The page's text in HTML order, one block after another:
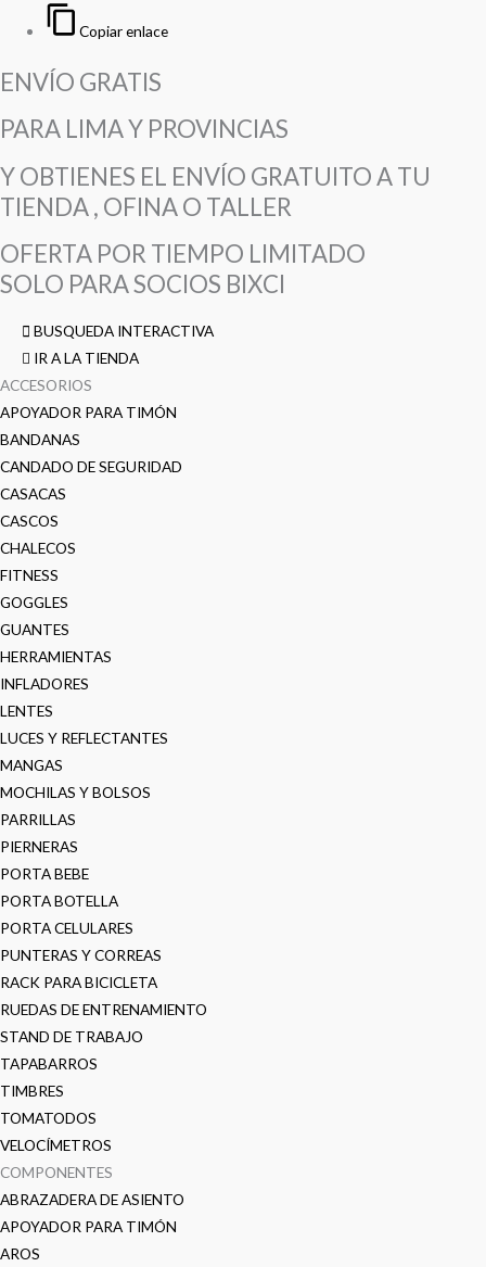
Copiar enlace
ENVÍO GRATIS
PARA LIMA Y PROVINCIAS
Y OBTIENES EL ENVÍO GRATUITO A TU
TIENDA , OFINA O TALLER
OFERTA POR TIEMPO LIMITADO
SOLO PARA SOCIOS BIXCI
BUSQUEDA INTERACTIVA
IR A LA TIENDA
ACCESORIOS
APOYADOR PARA TIMÓN
BANDANAS
CANDADO DE SEGURIDAD
CASACAS
CASCOS
CHALECOS
FITNESS
GOGGLES
GUANTES
HERRAMIENTAS
INFLADORES
LENTES
LUCES Y REFLECTANTES
MANGAS
MOCHILAS Y BOLSOS
PARRILLAS
PIERNERAS
PORTA BEBE
PORTA BOTELLA
PORTA CELULARES
PUNTERAS Y CORREAS
RACK PARA BICICLETA
RUEDAS DE ENTRENAMIENTO
STAND DE TRABAJO
TAPABARROS
TIMBRES
TOMATODOS
VELOCÍMETROS
COMPONENTES
ABRAZADERA DE ASIENTO
APOYADOR PARA TIMÓN
AROS